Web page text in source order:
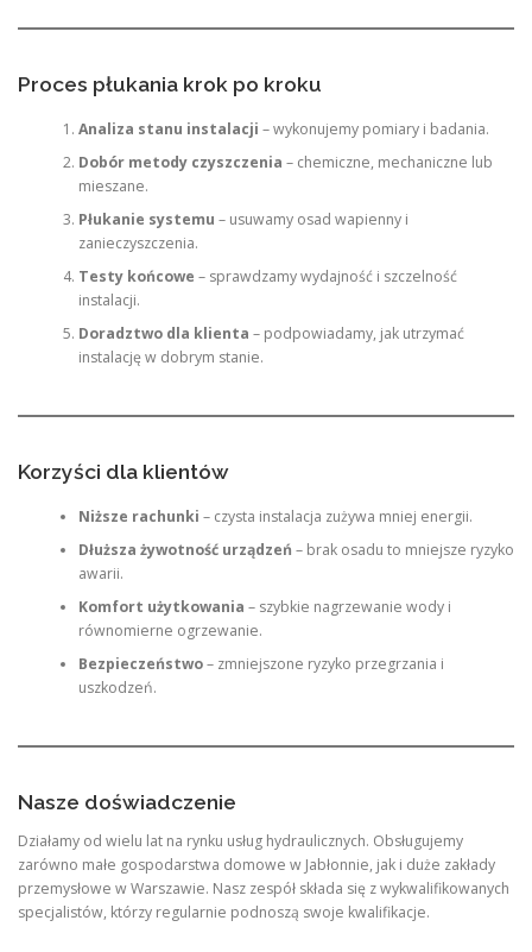
Proces płukania krok po kroku
Analiza stanu instalacji – wykonujemy pomiary i badania.
Dobór metody czyszczenia – chemiczne, mechaniczne lub
mieszane.
Płukanie systemu – usuwamy osad wapienny i
zanieczyszczenia.
Testy końcowe – sprawdzamy wydajność i szczelność
instalacji.
Doradztwo dla klienta – podpowiadamy, jak utrzymać
instalację w dobrym stanie.
Korzyści dla klientów
Niższe rachunki – czysta instalacja zużywa mniej energii.
Dłuższa żywotność urządzeń – brak osadu to mniejsze ryzyko
awarii.
Komfort użytkowania – szybkie nagrzewanie wody i
równomierne ogrzewanie.
Bezpieczeństwo– zmniejszone ryzyko przegrzania i
uszkodzeń.
Nasze doświadczenie
Działamy od wielu lat na rynku usług hydraulicznych. Obsługujemy
zarówno małe gospodarstwa domowe w Jabłonnie, jak i duże zakłady
przemysłowe w Warszawie. Nasz zespół składa się z wykwalifikowanych
specjalistów, którzy regularnie podnoszą swoje kwalifikacje.